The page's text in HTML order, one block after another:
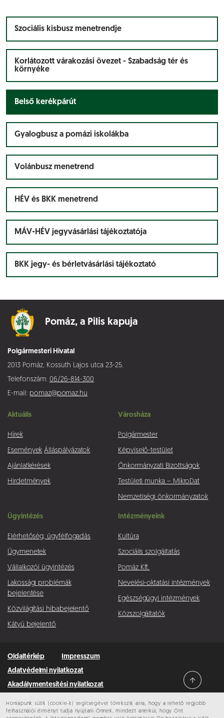
Honlapunk sütik (cookie-k) segítségével törekszik arra, hogy a lehető legjobb
felhasználói élményt tudja nyújtani Önnek, mindezt anélkül, hogy Önt
Szociális kisbusz menetrendje
Korlátozott várakozási övezet - Szabadság tér és
környéke
Belső kerékpárút
Gyalogbusz a pomázi iskolákba
Volánbusz menetrend
HÉV és BKK menetrend
MÁV-HÉV jegyvásárlási tájékoztatója
BKK jegy- és bérletvásárlási tájékoztató
Pomáz, a Pilis kapuja
Polgármesteri Hivatal
2013 Pomáz, Kossuth Lajos utca 23-25.
Telefonszám: 06/26-814-300
E-mail: pomaz@pomaz.hu
Aktuális
Hírek
Események Álláspályázatok
Ajánlatkérések
Hirdetmények
Városháza
Polgármester
Képviselő-testület
Önkormányzati Bizottságok
Testületi munka – MikroDat
Nemzetiségi önkormányzatok
Ügyintézés
Elérhetőség, ügyfélfogadás
Ügymenetek
Vállalkozói ügyintézés
Lakossági problémák
bejelentése
Közvilágítási hibabejelentő
Kátyú bejelentő
Intézményeink
Kultúra
Szociális szolgáltatás
Pomáz Kft.
Nevelési-oktatási intézmények
Egészségügyi intézmények
Közszolgáltatók
Oldaltérkép
Impresszum
Adatvédelmi nyilatkozat
Akadálymentesítési nyilatkozat
Minden jog fenntartva © 2026 Pomáz